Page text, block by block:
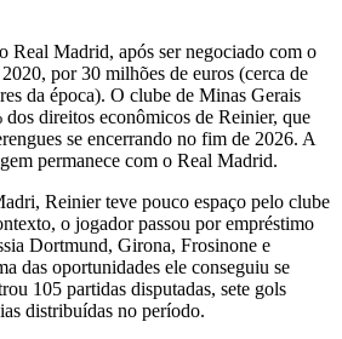
Real Madrid, após ser negociado com o
por 30 milhões de euros (cerca de
da época). O clube de Minas Gerais
dos direitos econômicos de Reinier, que
se encerrando no fim de 2026. A
permanece com o Real Madrid.
Reinier teve pouco espaço pelo clube
o jogador passou por empréstimo
Dortmund, Girona, Frosinone e
das oportunidades ele conseguiu se
105 partidas disputadas, sete gols
distribuídas no período.